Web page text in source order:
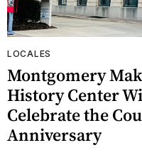
LOCALES
Montgomery
History Center
Celebrate the
Anniversary